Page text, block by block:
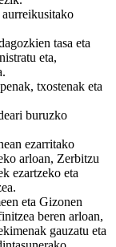
tasa eta
eta,
txostenak eta
buruzko
ezarritako
arloan, Zerbitzu
ezartzeko eta
eta Gizonen
beren arloan,
gauzatu eta